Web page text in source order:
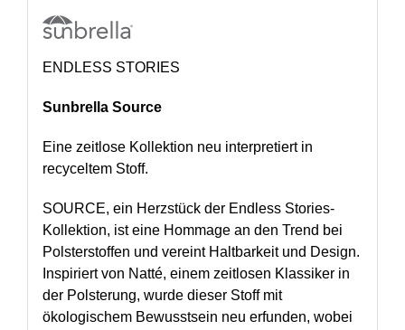
ENDLESS STORIES
Sunbrella Source
Eine zeitlose Kollektion neu interpretiert in
recyceltem Stoff.
SOURCE, ein Herzstück der Endless Stories-
Kollektion, ist eine Hommage an den Trend bei
Polsterstoffen und vereint Haltbarkeit und Design.
Inspiriert von Natté, einem zeitlosen Klassiker in
der Polsterung, wurde dieser Stoff mit
ökologischem Bewusstsein neu erfunden, wobei